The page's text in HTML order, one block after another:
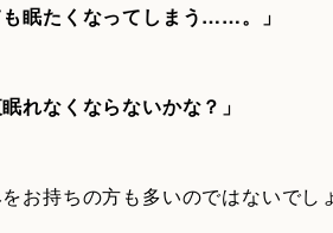
も眠たくなってしまう……。」
れなくならないかな？」
お持ちの方も多いのではないでし